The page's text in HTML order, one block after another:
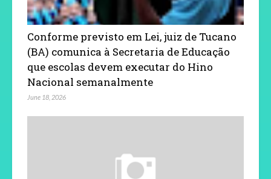
Conforme previsto em Lei, juiz de Tucano
(BA) comunica à Secretaria de Educação
que escolas devem executar do Hino
Nacional semanalmente
June 18, 2026